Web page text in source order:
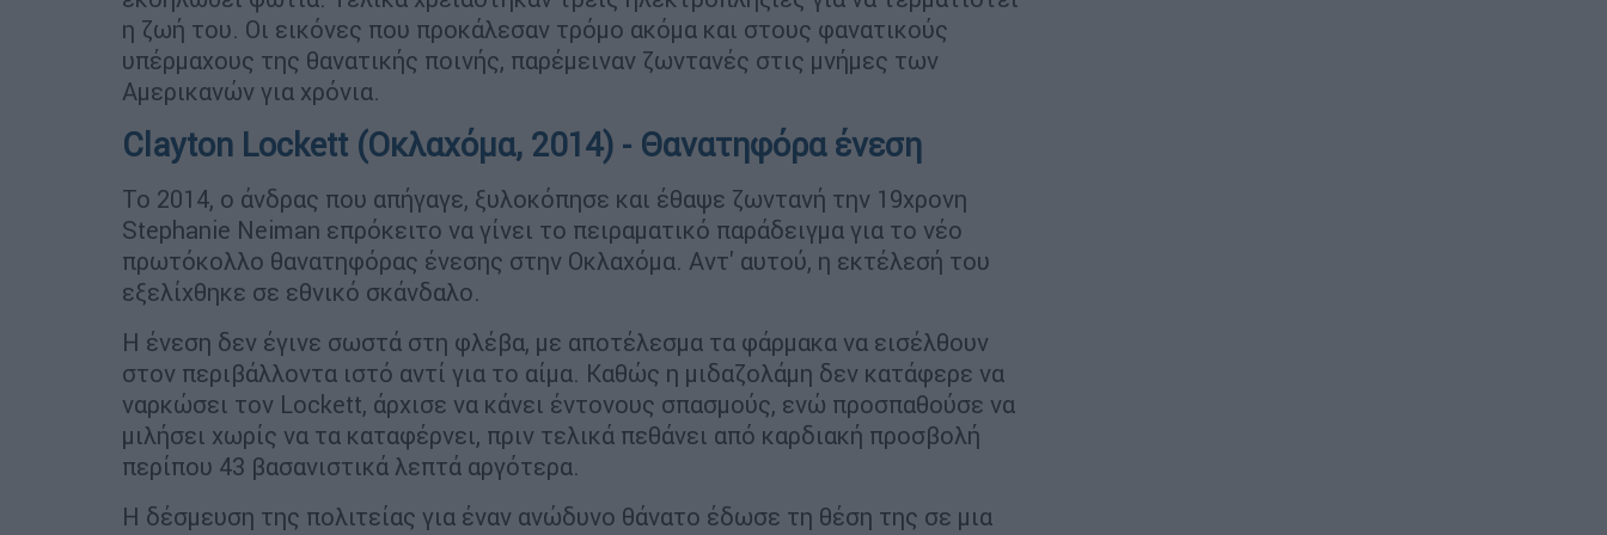
η ζωή του. Οι εικόνες που προκάλεσαν τρόμο ακόμα και στους φανατικούς
υπέρμαχους της θανατικής ποινής, παρέμειναν ζωντανές στις μνήμες των
Αμερικανών για χρόνια.
Clayton Lockett (Οκλαχόμα, 2014) - Θανατηφόρα ένεση
Το 2014, ο άνδρας που απήγαγε, ξυλοκόπησε και έθαψε ζωντανή την 19χρονη
Stephanie Neiman επρόκειτο να γίνει το πειραματικό παράδειγμα για το νέο
πρωτόκολλο θανατηφόρας ένεσης στην Οκλαχόμα. Αντ' αυτού, η εκτέλεσή του
εξελίχθηκε σε εθνικό σκάνδαλο.
Η ένεση δεν έγινε σωστά στη φλέβα, με αποτέλεσμα τα φάρμακα να εισέλθουν
στον περιβάλλοντα ιστό αντί για το αίμα. Καθώς η μιδαζολάμη δεν κατάφερε να
ναρκώσει τον Lockett, άρχισε να κάνει έντονους σπασμούς, ενώ προσπαθούσε να
μιλήσει χωρίς να τα καταφέρνει, πριν τελικά πεθάνει από καρδιακή προσβολή
περίπου 43 βασανιστικά λεπτά αργότερα.
Η δέσμευση της πολιτείας για έναν ανώδυνο θάνατο έδωσε τη θέση της σε μια